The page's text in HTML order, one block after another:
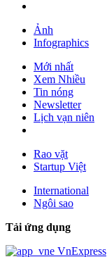
Ảnh
Infographics
Mới nhất
Xem Nhiều
Tin nóng
Newsletter
Lịch vạn niên
Rao vặt
Startup Việt
International
Ngôi sao
Tải ứng dụng
VnExpress